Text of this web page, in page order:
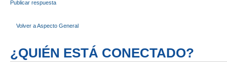
Publicar respuesta
Volver a Aspecto General
¿QUIÉN ESTÁ CONECTADO?